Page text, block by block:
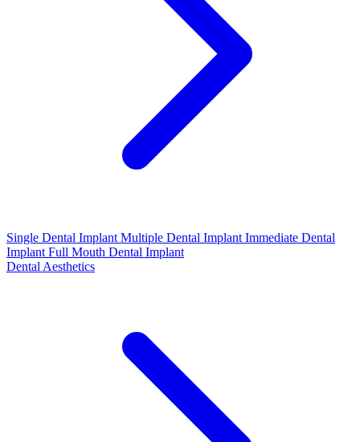
Single Dental Implant Multiple Dental Implant Immediate Dental
Implant Full Mouth Dental Implant
Dental Aesthetics